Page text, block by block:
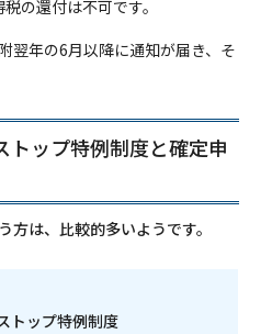
の還付は不可です。
翌年の6月以降に通知が届き、そ
トップ特例制度と確定申
は、比較的多いようです。
トップ特例制度